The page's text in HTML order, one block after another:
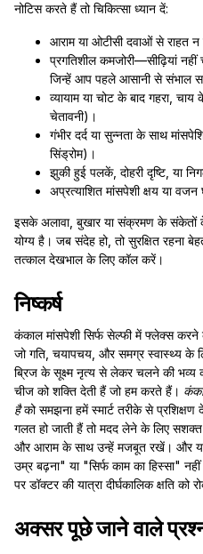
नोटिस करते हैं तो चिकित्सा ध्यान दें:
आराम या ओटीसी दवाओं से राहत न
प्रगतिशील कमजोरी—सीढ़ियां
जिन्हें आप पहले आसानी से संभाल
व्यायाम या चोट के बाद गहरा, चाय
चेतावनी)।
गंभीर दर्द या सुन्नता के साथ
सिंड्रोम)।
झुकी हुई पलकें, दोहरी दृष्टि, या
अप्रत्याशित मांसपेशी क्षय या वजन
इसके अलावा, बुखार या संक्रमण के संकेतों
योग्य है। जब संदेह हो, तो सुरक्षित रहना
तत्काल देखभाल के लिए कॉल करें।
निष्कर्ष
कंकाल मांसपेशी सिर्फ सेल्फी में फ्लेक्स
जो गति, चयापचय, और समग्र स्वास्थ्य के
ब्रिज के सूक्ष्म नृत्य से लेकर चलने की भव्य
चीज को शक्ति देती हैं जो हम करते हैं।
हैको समझना हमें स्मार्ट तरीके से
गलत हो जाती हैं तो मदद लेने के लिए सशक्त
और आराम के साथ उन्हें मजबूत रखें। और याद
उम्र बढ़ना" या "सिर्फ काम का हिस्सा"
पर डॉक्टर की यात्रा दीर्घकालिक क्षति को
अक्सर पूछे जाने वाले